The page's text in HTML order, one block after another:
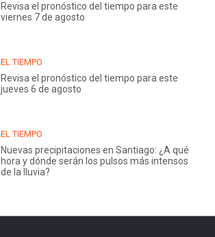
Revisa el pronóstico del tiempo para este
viernes 7 de agosto
EL TIEMPO
Revisa el pronóstico del tiempo para este
jueves 6 de agosto
EL TIEMPO
Nuevas precipitaciones en Santiago: ¿A qué
hora y dónde serán los pulsos más intensos
de la lluvia?